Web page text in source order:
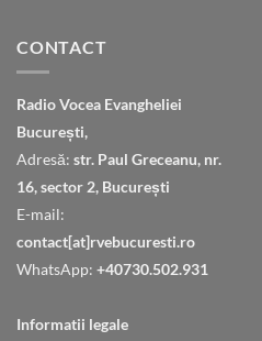
CONTACT
Radio Vocea Evangheliei
București,
Adresă: str. Paul Greceanu, nr.
16, sector 2, București
E-mail:
contact[at]rvebucuresti.ro
WhatsApp: +40730.502.931
Informatii legale